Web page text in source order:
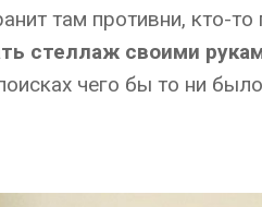
там противни, кто-
стеллаж своими
чего бы то ни